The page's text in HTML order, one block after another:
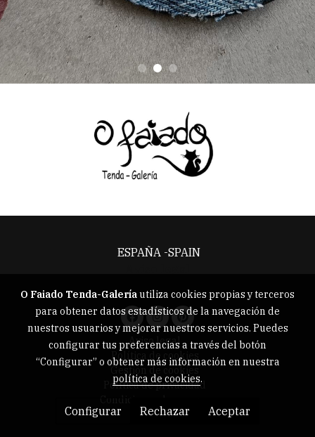
ESPAÑA -SPAIN
Aviso legal
Política de cookies
Política de privacidad
O Faiado Tenda-Galeríautiliza cookies propias y terceros
para obtener datos estadísticos de la navegación de
nuestros usuarios y mejorar nuestros servicios. Puedes
configurar tus preferencias a través del botón
“Configurar” o obtener más información en nuestra
política de cookies.
Configurar Rechazar Aceptar